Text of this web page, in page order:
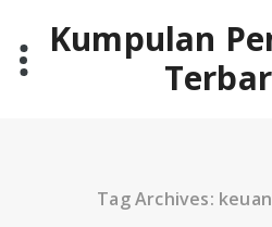
contentKumpulan
Tag Archives: